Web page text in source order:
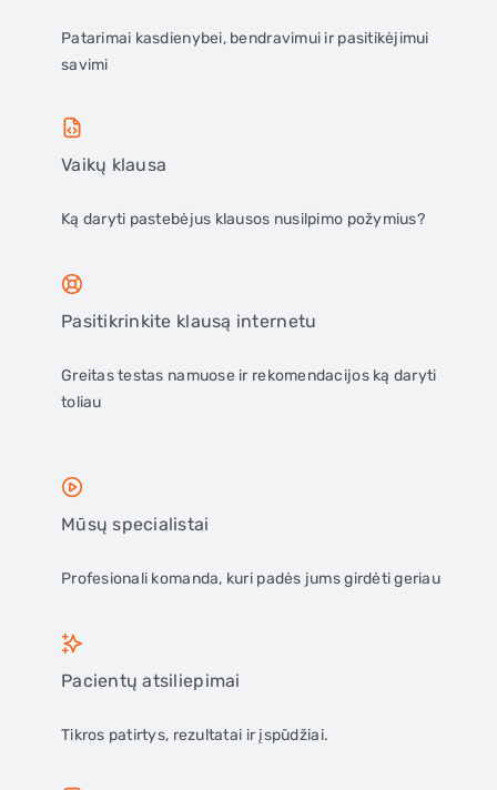
Patarimai kasdienybei, bendravimui ir pasitikėjimui
savimi
Vaikų klausa
Ką daryti pastebėjus klausos nusilpimo požymius?
Pasitikrinkite klausą internetu
Greitas testas namuose ir rekomendacijos ką daryti
toliau
Mūsų specialistai
Profesionali komanda, kuri padės jums girdėti geriau
Pacientų atsiliepimai
Tikros patirtys, rezultatai ir įspūdžiai.